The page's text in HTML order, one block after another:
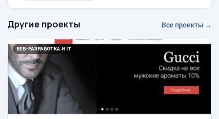
Другие проекты Все проекты →
ВЕБ-РАЗРАБОТКА И IT